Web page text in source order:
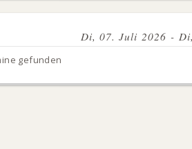
Di, 07. Juli 2026 -
gefunden